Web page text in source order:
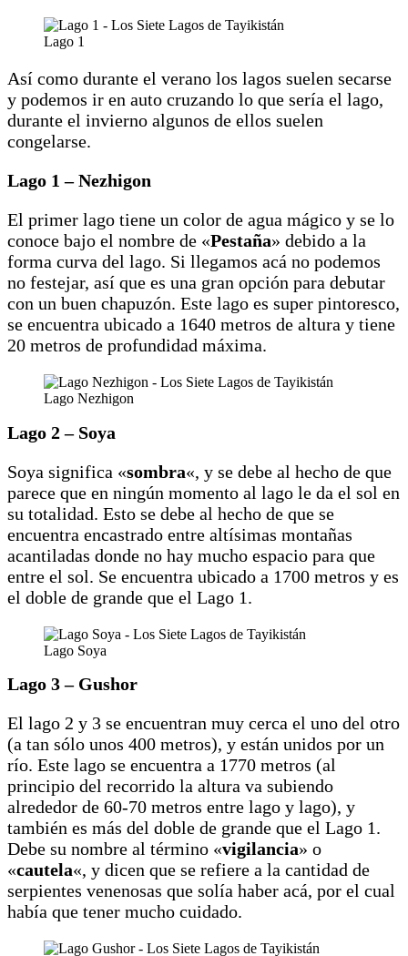
Lago 1
Así como durante el verano los lagos suelen secarse
y podemos ir en auto cruzando lo que sería el lago,
durante el invierno algunos de ellos suelen
congelarse.
Lago 1 – Nezhigon
El primer lago tiene un color de agua mágico y se lo
conoce bajo el nombre de «Pestaña» debido a la
forma curva del lago. Si llegamos acá no podemos
no festejar, así que es una gran opción para debutar
con un buen chapuzón. Este lago es super pintoresco,
se encuentra ubicado a 1640 metros de altura y tiene
20 metros de profundidad máxima.
Lago Nezhigon
Lago 2 – Soya
Soya significa «sombra«, y se debe al hecho de que
parece que en ningún momento al lago le da el sol en
su totalidad. Esto se debe al hecho de que se
encuentra encastrado entre altísimas montañas
acantiladas donde no hay mucho espacio para que
entre el sol. Se encuentra ubicado a 1700 metros y es
el doble de grande que el Lago 1.
Lago Soya
Lago 3 – Gushor
El lago 2 y 3 se encuentran muy cerca el uno del otro
(a tan sólo unos 400 metros), y están unidos por un
río. Este lago se encuentra a 1770 metros (al
principio del recorrido la altura va subiendo
alrededor de 60-70 metros entre lago y lago), y
también es más del doble de grande que el Lago 1.
Debe su nombre al término «vigilancia» o
«cautela«, y dicen que se refiere a la cantidad de
serpientes venenosas que solía haber acá, por el cual
había que tener mucho cuidado.